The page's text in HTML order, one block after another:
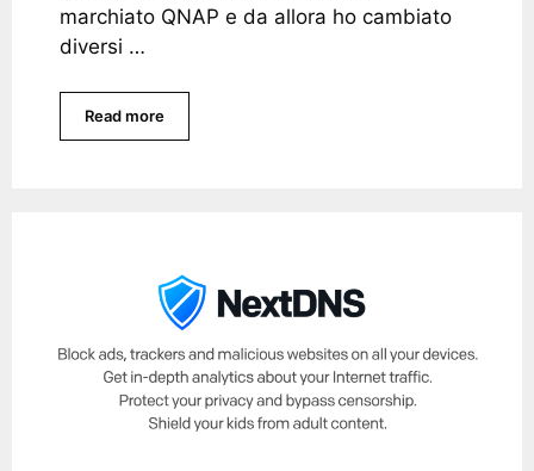
marchiato QNAP e da allora ho cambiato
diversi …
Read more